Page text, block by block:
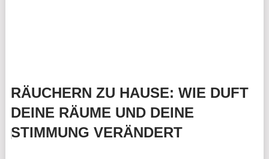
RÄUCHERN ZU HAUSE: WIE DUFT
DEINE RÄUME UND DEINE
STIMMUNG VERÄNDERT